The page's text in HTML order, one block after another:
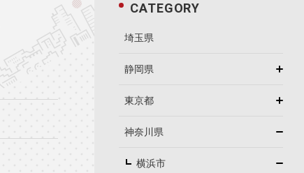
CATEGORY
埼玉県
静岡県
東京都
神奈川県
横浜市